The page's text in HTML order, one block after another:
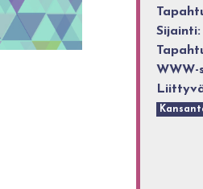
Sijainti:
WWW-